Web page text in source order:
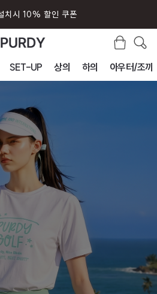
치시 10% 할인 쿠폰
SET-UP 상의 하의 아우터/조끼